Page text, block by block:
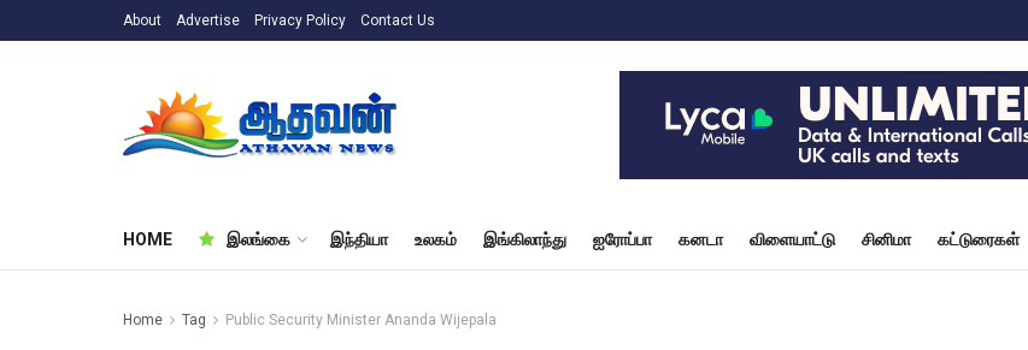
About Advertise Privacy Policy Contact Us
HOME இலங்கை இந்தியா உலகம் இங்கிலாந்து ஐரோப்பா கனடா விளையாட்டு சினிமா கட்டுரைகள்
Home Tag Public Security Minister Ananda Wijepala